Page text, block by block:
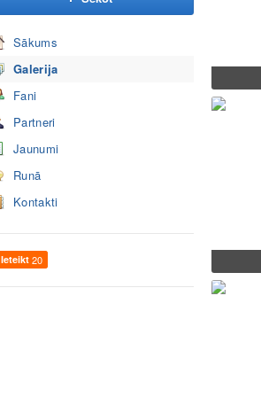
Sākums
Galerija
Fani
Partneri
Jaunumi
Runā
Kontakti
Ieteikt 20